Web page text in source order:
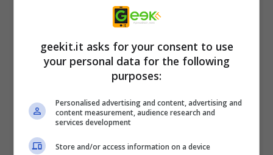
Dona al tuo personaggio dei nuovi
equipaggiamenti e sperimenta un sistema
delle fate migliorato che rende il viaggio più
facile per i principianti.
Esplora il sottosuolo
L’Atto 9 di
geekit.it asks for your consent to use
your personal data for the following
purposes:
Personalised advertising and content, advertising and
content measurement, audience research and
services development
Store and/or access information on a device